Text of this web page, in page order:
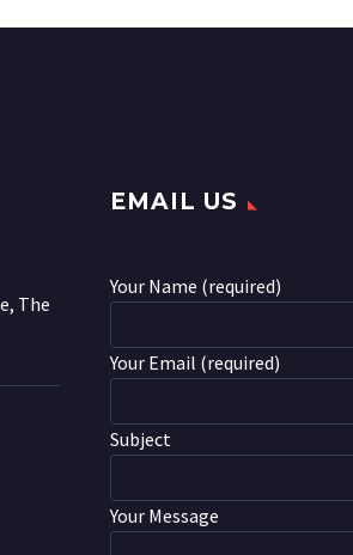
The
EMAIL US
Your Name (required)
Your Email (required)
Subject
Your Message